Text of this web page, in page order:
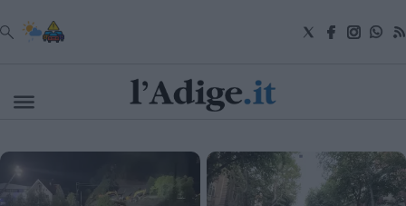
VAI
Cronaca
Economia